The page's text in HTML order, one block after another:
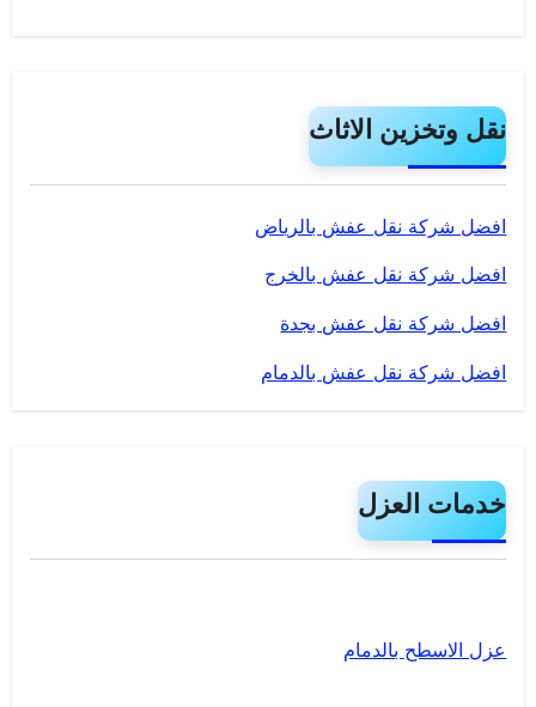
نقل وتخزين الاثاث
افضل شركة نقل عفش بالرياض
افضل شركة نقل عفش بالخرج
افضل شركة نقل عفش بجدة
افضل شركة نقل عفش بالدمام
خدمات العزل
عزل الاسطح بالدمام